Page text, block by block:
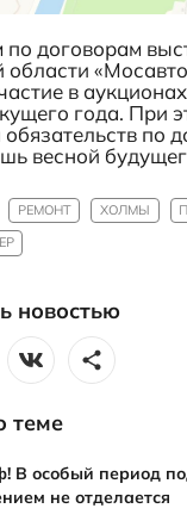
по договорам
области
в
года. При
по
весной
РЕМОНТ ХОЛМЫ
новостью
теме
В особый период
не отделается